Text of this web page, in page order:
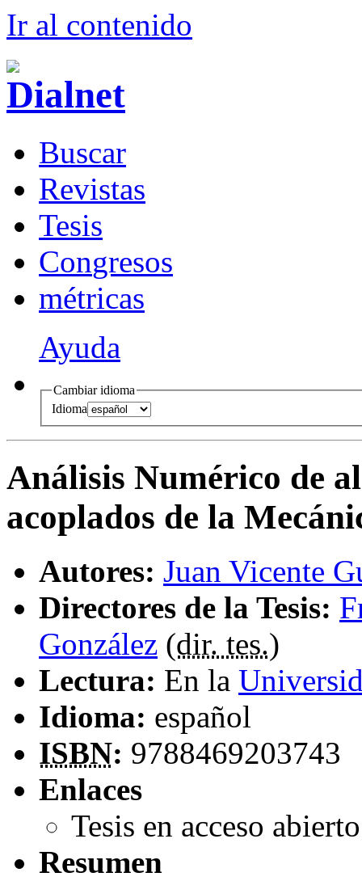
Ir al contenido
Buscar
Revistas
Tesis
Congresos
métricas
Ayuda
Cambiar idioma
Idioma
Análisis Numérico de
acoplados de la
Autores: Juan Vicente
Directores de la Tesis:
González (dir. tes.)
Lectura: En la
Idioma: español
ISBN: 9788469203743
Enlaces
Tesis en acceso
Resumen